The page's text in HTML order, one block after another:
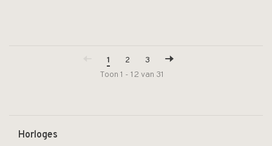
1 2
3
Toon 1 - 12 van 31
Horloges